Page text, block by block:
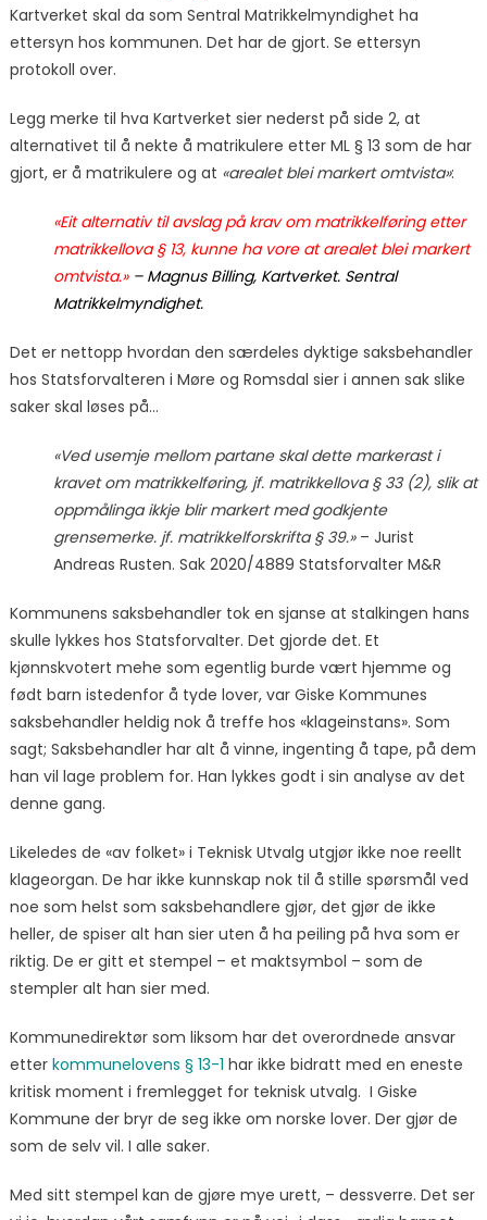
Kartverket skal da som Sentral Matrikkelmyndighet ha
ettersyn hos kommunen. Det har de gjort. Se ettersyn
protokoll over.
Legg merke til hva Kartverket sier nederst på side 2, at
alternativet til å nekte å matrikulere etter ML § 13 som de har
gjort, er å matrikulere og at «arealet blei markert omtvista»:
«Eit alternativ til avslag på krav om matrikkelføring etter
matrikkellova § 13, kunne ha vore at arealet blei markert
omtvista.» – Magnus Billing, Kartverket. Sentral
Matrikkelmyndighet.
Det er nettopp hvordan den særdeles dyktige saksbehandler
hos Statsforvalteren i Møre og Romsdal sier i annen sak slike
saker skal løses på…
«Ved usemje mellom partane skal dette markerast i
kravet om matrikkelføring, jf. matrikkellova § 33 (2), slik at
oppmålinga ikkje blir markert med godkjente
grensemerke. jf. matrikkelforskrifta § 39.»– Jurist
Andreas Rusten. Sak 2020/4889 Statsforvalter M&R
Kommunens saksbehandler tok en sjanse at stalkingen hans
skulle lykkes hos Statsforvalter. Det gjorde det. Et
kjønnskvotert mehe som egentlig burde vært hjemme og
født barn istedenfor å tyde lover, var Giske Kommunes
saksbehandler heldig nok å treffe hos «klageinstans». Som
sagt; Saksbehandler har alt å vinne, ingenting å tape, på dem
han vil lage problem for. Han lykkes godt i sin analyse av det
denne gang.
Likeledes de «av folket» i Teknisk Utvalg utgjør ikke noe reellt
klageorgan. De har ikke kunnskap nok til å stille spørsmål ved
noe som helst som saksbehandlere gjør, det gjør de ikke
heller, de spiser alt han sier uten å ha peiling på hva som er
riktig. De er gitt et stempel – et maktsymbol – som de
stempler alt han sier med.
Kommunedirektør som liksom har det overordnede ansvar
etter kommunelovens § 13-1 har ikke bidratt med en eneste
kritisk moment i fremlegget for teknisk utvalg. I Giske
Kommune der bryr de seg ikke om norske lover. Der gjør de
som de selv vil. I alle saker.
Med sitt stempel kan de gjøre mye urett, – dessverre. Det ser